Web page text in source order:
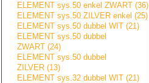
ELEMENT sys.50 enkel ZWART (36)
ELEMENT sys.50 ZILVER enkel (25)
ELEMENT sys.50 dubbel WIT (21)
ELEMENT sys.50 dubbel
ZWART (24)
ELEMENT sys.50 dubbel
ZILVER (13)
ELEMENT sys.32 dubbel WIT (21)